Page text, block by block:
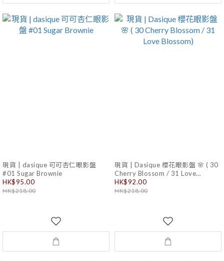
現貨 | dasique 可可杏仁眼影盤
#01 Sugar Brownie
HK$95.00
HK$218.00
現貨 | Dasique 櫻花眼影盤 🌸 ( 30
Cherry Blossom / 31 Love
Blossom)
HK$92.00
HK$218.00